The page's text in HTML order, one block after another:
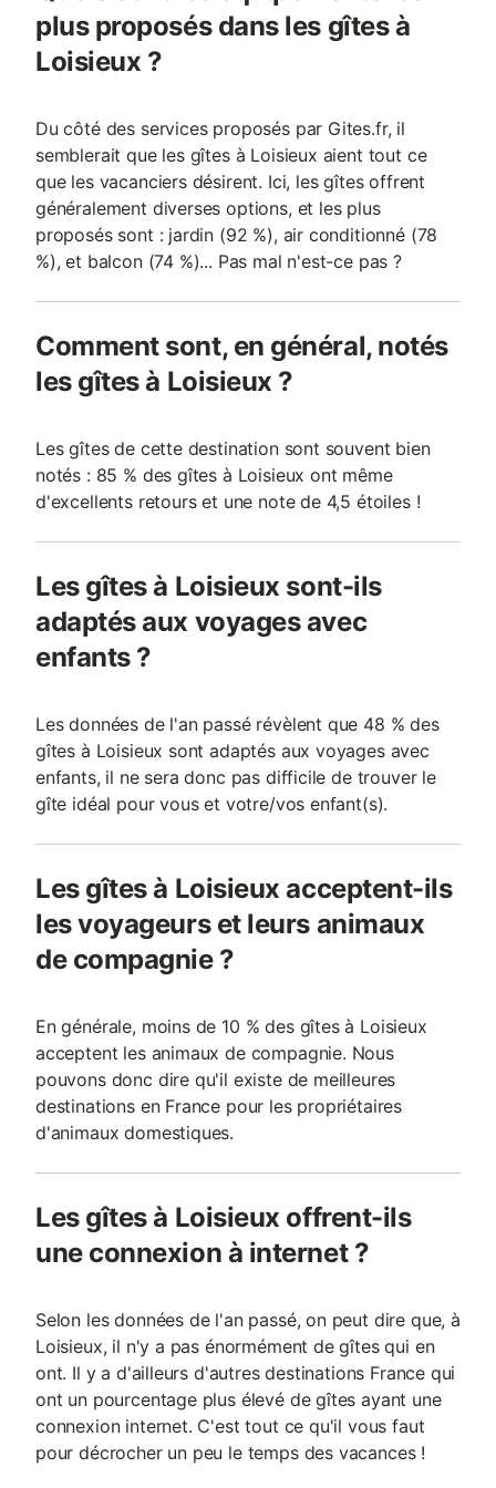
veuillez contacter l'hôte via la messagerie
du sit
plus proposés dans les gîtes à
Loisieux ?
Du côté des services proposés par Gites.fr, il
semblerait que les gîtes à Loisieux aient tout ce
que les vacanciers désirent. Ici, les gîtes offrent
généralement diverses options, et les plus
proposés sont : jardin (92 %), air conditionné (78
%), et balcon (74 %)... Pas mal n'est-ce pas ?
Comment sont, en général, notés
les gîtes à Loisieux ?
Les gîtes de cette destination sont souvent bien
notés : 85 % des gîtes à Loisieux ont même
d'excellents retours et une note de 4,5 étoiles !
Les gîtes à Loisieux sont-ils
adaptés aux voyages avec
enfants ?
Les données de l'an passé révèlent que 48 % des
gîtes à Loisieux sont adaptés aux voyages avec
enfants, il ne sera donc pas difficile de trouver le
gîte idéal pour vous et votre/vos enfant(s).
Les gîtes à Loisieux acceptent-ils
les voyageurs et leurs animaux
de compagnie ?
En générale, moins de 10 % des gîtes à Loisieux
acceptent les animaux de compagnie. Nous
pouvons donc dire qu'il existe de meilleures
destinations en France pour les propriétaires
d'animaux domestiques.
Les gîtes à Loisieux offrent-ils
une connexion à internet ?
Selon les données de l'an passé, on peut dire que, à
Loisieux, il n'y a pas énormément de gîtes qui en
ont. Il y a d'ailleurs d'autres destinations France qui
ont un pourcentage plus élevé de gîtes ayant une
connexion internet. C'est tout ce qu'il vous faut
pour décrocher un peu le temps des vacances !